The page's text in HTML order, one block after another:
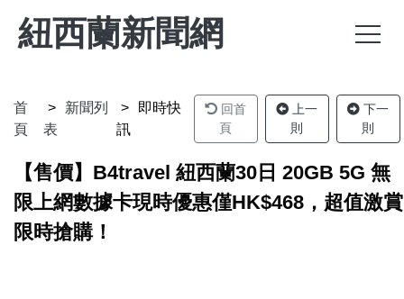
紐西蘭新聞網
首
頁
新聞列
表
即時快
訊
回首
頁
上一
則
下一
則
【售價】B4travel 紐西蘭30日 20GB 5G 無
限上網數據卡現時優惠僅HK$468，超值激賞
限時搶購！